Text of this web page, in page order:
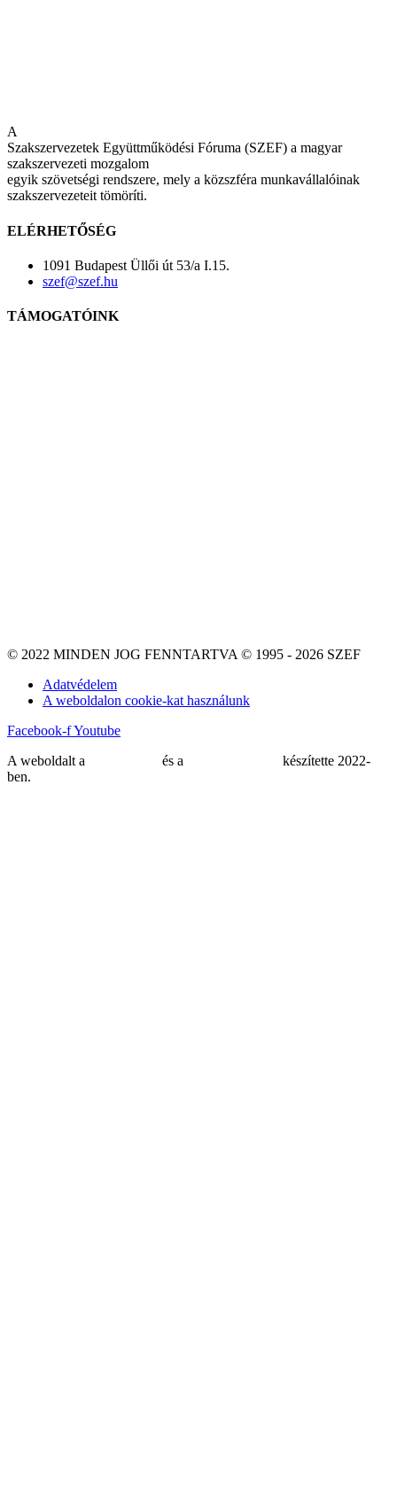
A
Szakszervezetek Együttműködési Fóruma (SZEF) a magyar
szakszervezeti mozgalom
egyik szövetségi rendszere, mely a közszféra munkavállalóinak
szakszervezeteit tömöríti.
ELÉRHETŐSÉG
1091 Budapest Üllői út 53/a I.15.
szef@szef.hu
TÁMOGATÓINK
© 2022 MINDEN JOG FENNTARTVA © 1995 - 2026 SZEF
Adatvédelem
A weboldalon cookie-kat használunk
Facebook-fYoutube
A weboldalt a
és a
készítette 2022-
ben.